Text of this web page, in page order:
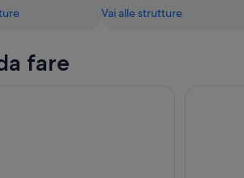
Vai alle strutture
fare